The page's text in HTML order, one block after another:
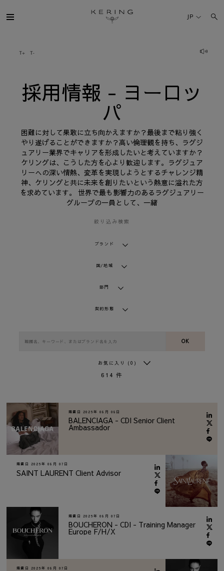
用
情
人材
サステナビリティ
FINANCE
プレスルーム
採用情報
JP
採用情報 - ヨーロッ
パ
困難に対して果敢に立ち向かえますか？最後まで粘り強く
やり遂げることができますか？高い倫理観を持ち、ラグジ
ュアリー業界でキャリアを形成したいと考えていますか？
ケリングは、こうした方を心より歓迎します。ラグジュア
リーへの深い情熱、変革を実現しようとするチャレンジ精
神、ケリングと共に未来を創りたいという熱意に溢れた方
を求めています。 世界で最も影響力のあるラグジュアリー
グループの一員として、一緒
絞り込み検索
ブランド
国/地域
部門
契約形態
OK
お気に入り (0)
614 件
掲載日 2026年 08月 08日
BALENCIAGA - CDI Senior Client
Ambassador
掲載日 2026年 08月 07日
SAINT LAURENT Client Advisor
掲載日 2026年 08月 07日
BOUCHERON - CDI - Training Manager
Europe F/H/X
掲載日 2026年 08月 07日